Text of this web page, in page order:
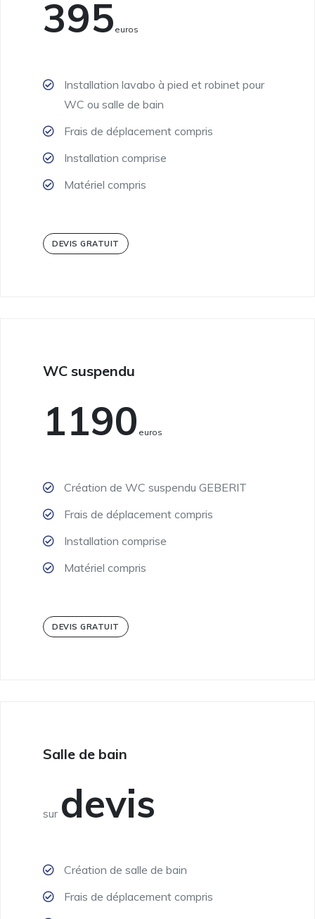
395 Euros
Installation lavabo à pied et robinet pour
WC ou salle de bain
Frais de déplacement compris
Installation comprise
Matériel compris
DEVIS GRATUIT
WC suspendu
1190 Euros
Création de WC suspendu GEBERIT
Frais de déplacement compris
Installation comprise
Matériel compris
DEVIS GRATUIT
Salle de bain
sur devis
Création de salle de bain
Frais de déplacement compris